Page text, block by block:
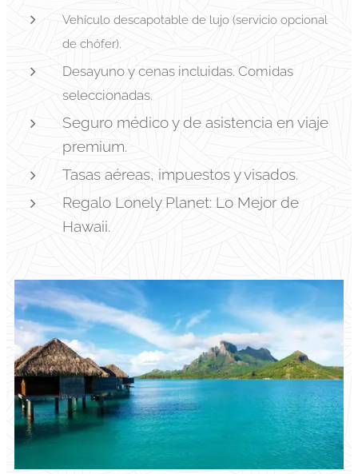
Vehículo descapotable de lujo (servicio opcional
de chófer).
Desayuno y cenas incluidas. Comidas
seleccionadas.
Seguro médico y de asistencia en viaje
premium.
Tasas aéreas, impuestos y visados.
Regalo Lonely Planet: Lo Mejor de
Hawaii.